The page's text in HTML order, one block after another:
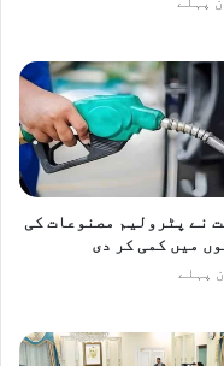
نے پٹرولیم مصنوعات کی
میں کمی کر دی